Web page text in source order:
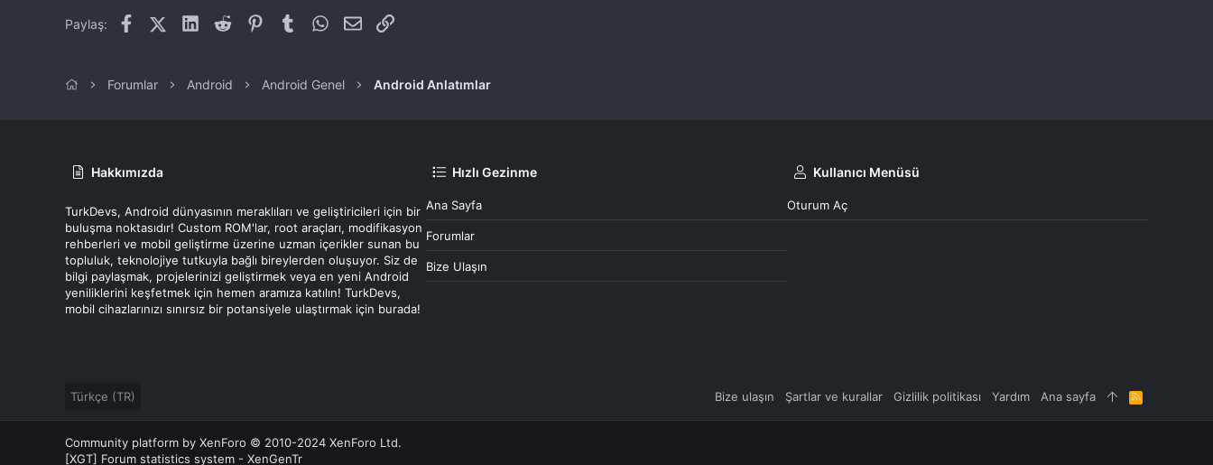
Paylaş: FacebookX (Twitter)LinkedIn
Reddit PinterestTumblr WhatsApp
E-postaLink
Forumlar Android Android Genel Android Anlatımlar
Hakkımızda
TurkDevs, Android dünyasının meraklıları ve geliştiricileri için bir
buluşma noktasıdır! Custom ROM'lar, root araçları, modifikasyon
rehberleri ve mobil geliştirme üzerine uzman içerikler sunan bu
topluluk, teknolojiye tutkuyla bağlı bireylerden oluşuyor. Siz de
bilgi paylaşmak, projelerinizi geliştirmek veya en yeni Android
yeniliklerini keşfetmek için hemen aramıza katılın! TurkDevs,
mobil cihazlarınızı sınırsız bir potansiyele ulaştırmak için burada!
Hızlı Gezinme
Ana Sayfa
Forumlar
Bize Ulaşın
Kullanıcı Menüsü
Oturum Aç
Türkçe (TR) Bize ulaşın Şartlar ve kurallar Gizlilik politikası Yardım Ana sayfa
R
S
S
Community platform by XenForo © 2010-2024 XenForo Ltd.
[XGT] Forum statistics system - XenGenTr